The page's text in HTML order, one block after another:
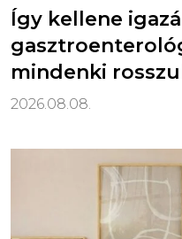
Így kellene
mindenki
2026.08.08.